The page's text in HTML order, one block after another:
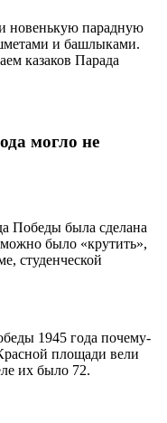
новенькую парадную
и башлыками.
казаков Парада
могло не
Победы была сделана
было «крутить»,
студенческой
1945 года почему-
площади вели
их было 72.